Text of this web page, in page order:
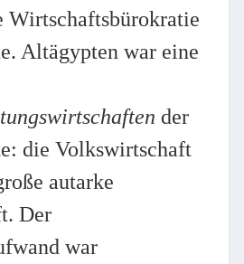
Wirtschaftsbürokratie
Altägypten war eine
der
die Volkswirtschaft
autarke
Der
war